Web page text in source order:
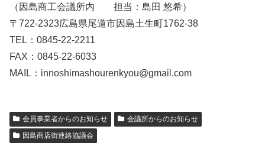
（因島商工会議所内 担当：島田 悠希）
〒722-2323広島県尾道市因島土生町1762-38
TEL：0845-22-2211
FAX：0845-22-6033
MAIL：innoshimashourenkyou@gmail.com
会員事業者からのお知らせ
会議所からのお知らせ
因島商店街連絡協議会